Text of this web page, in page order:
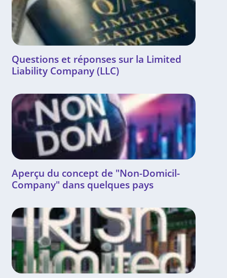
Questions et réponses sur la Limited
Liability Company (LLC)
Aperçu du concept de "Non-Domicil-
Company" dans quelques pays